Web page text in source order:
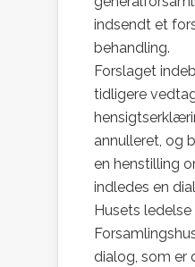
indsendt et
behandling.
Forslaget
tidligere
annulleret, og
en henstilling
indledes en
Husets ledelse
dialog, som er